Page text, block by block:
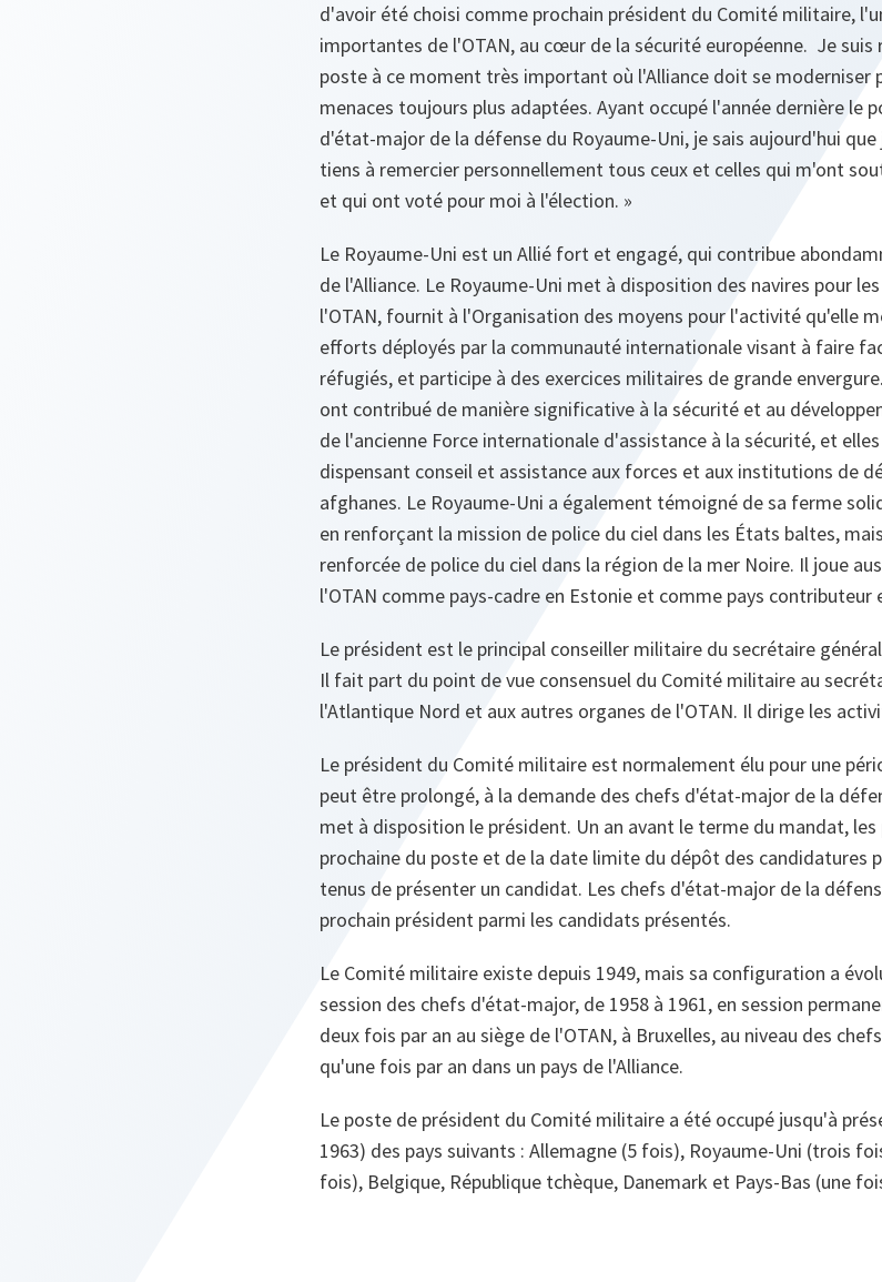
d'avoir été choisi comme prochain président du Comité militaire,
importantes de l'OTAN, au cœur de la sécurité européenne. Je suis
poste à ce moment très important où l'Alliance doit se moderniser
menaces toujours plus adaptées. Ayant occupé l'année dernière
d'état-major de la défense du Royaume-Uni, je sais aujourd'hui
tiens à remercier personnellement tous ceux et celles qui m'ont
et qui ont voté pour moi à l'élection. »
Le Royaume-Uni est un Allié fort et engagé, qui contribue
de l'Alliance. Le Royaume-Uni met à disposition des navires pour
l'OTAN, fournit à l'Organisation des moyens pour l'activité qu'elle
efforts déployés par la communauté internationale visant à faire
réfugiés, et participe à des exercices militaires de grande
ont contribué de manière significative à la sécurité et au
de l'ancienne Force internationale d'assistance à la sécurité, et
dispensant conseil et assistance aux forces et aux institutions de
afghanes. Le Royaume-Uni a également témoigné de sa ferme
en renforçant la mission de police du ciel dans les États baltes,
renforcée de police du ciel dans la région de la mer Noire. Il joue
l'OTAN comme pays‑cadre en Estonie et comme pays contributeur
Le président est le principal conseiller militaire du secrétaire
Il fait part du point de vue consensuel du Comité militaire au
l'Atlantique Nord et aux autres organes de l'OTAN. Il dirige les
Le président du Comité militaire est normalement élu pour une
peut être prolongé, à la demande des chefs d'état-major de la
met à disposition le président. Un an avant le terme du mandat,
prochaine du poste et de la date limite du dépôt des candidatures
tenus de présenter un candidat. Les chefs d'état-major de la
prochain président parmi les candidats présentés.
Le Comité militaire existe depuis 1949, mais sa configuration a
session des chefs d'état-major, de 1958 à 1961, en session
deux fois par an au siège de l'OTAN, à Bruxelles, au niveau des
qu'une fois par an dans un pays de l'Alliance.
Le poste de président du Comité militaire a été occupé jusqu'à
1963) des pays suivants : Allemagne (5 fois), Royaume-Uni (trois
fois), Belgique, République tchèque, Danemark et Pays-Bas (une